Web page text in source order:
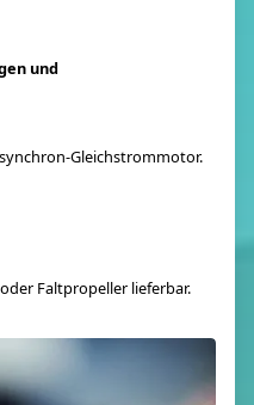
und
Gleichstrommotor.
Faltpropeller lieferbar.